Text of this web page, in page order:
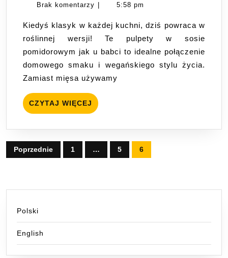
jak
u
babci
Hus
Brak komentarzy
5:58 pm
Kiedyś klasyk w każdej kuchni, dziś powraca w
roślinnej wersji! Te pulpety w sosie
pomidorowym jak u babci to idealne połączenie
domowego smaku i wegańskiego stylu życia.
Zamiast mięsa używamy
CZYTAJ WIĘCEJ CZYTAJ
WIĘCEJ
Stronicowanie
wpisów
Poprzednie 1 … 5 6
Polski
English